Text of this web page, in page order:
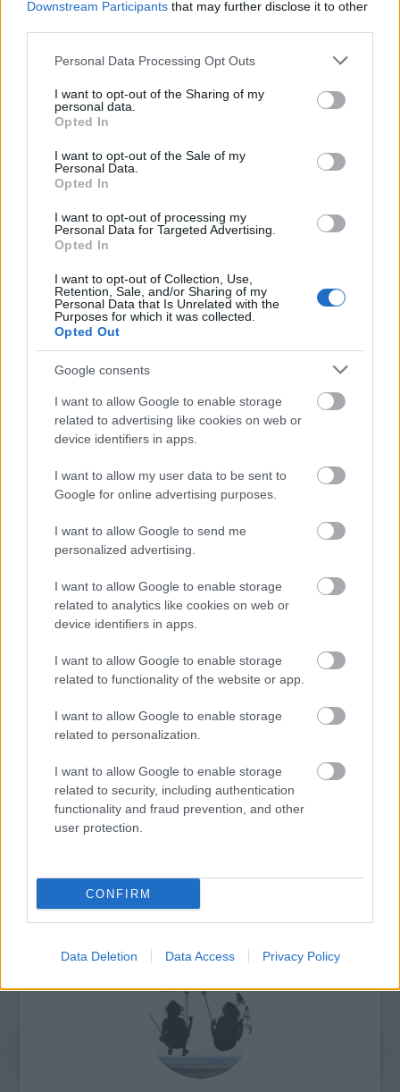
Downstream Participants that may further disclose it to other
Please note that this website/app uses one or more Google
not limited to your visit or usage behaviour. You may click to
grant or deny consent to Google and its third-party tags to
use your data for below specified purposes in below Google
consent section.
Personal Data Processing Opt Outs
I want to opt-out of the Sharing of my
personal data.
Opted In
I want to opt-out of the Sale of my
Personal Data.
Opted In
I want to opt-out of processing my
Personal Data for Targeted Advertising.
Opted In
I want to opt-out of Collection, Use,
Retention, Sale, and/or Sharing of my
Personal Data that Is Unrelated with the
Purposes for which it was collected.
Opted Out
Google consents
I want to allow Google to enable storage
related to advertising like cookies on web or
device identifiers in apps.
I want to allow my user data to be sent to
Google for online advertising purposes.
I want to allow Google to send me
personalized advertising.
I want to allow Google to enable storage
related to analytics like cookies on web or
device identifiers in apps.
I want to allow Google to enable storage
related to functionality of the website or app.
I want to allow Google to enable storage
related to personalization.
I want to allow Google to enable storage
related to security, including authentication
functionality and fraud prevention, and other
user protection.
CONFIRM
Data Deletion Data Access Privacy Policy
Időpont: 2018. március 14. 19:00
Szereplők:
Dimény Levente
Szotyori József
Tasnádi-Sáhy Noémi
Tóth Tünde
Balogh Attila
Szabó Eduárd
Kocsis Gyula
Díszletettervező: Ianis Vasilatos,
Dramaturg: Kárpáti Péter
Rendező: Novák Eszter
Jegyvásárlás:itt
Színház Programajánló Vígjáték
Novák Eszter József Attila Színház Szigligeti Színház